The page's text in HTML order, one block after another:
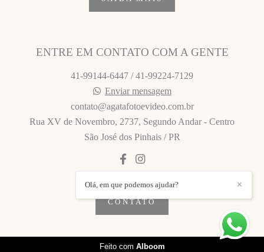
ENTRE EM CONTATO COM A GENTE
41-99144-6447 / 41-99224-7129
Enviar mensagem
contato@agatafotoevideo.com.br
Rua XV de Novembro, 2737, Segundo Andar - Centro
São José dos Pinhais / PR
CONTATO
✕
Olá, em que podemos ajudar?
Feito com Alboom